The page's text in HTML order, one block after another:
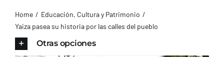
AYUNTAMIENTO
Home
Educación, Cultura y Patrimonio
Yaiza pasea su historia por las calles del pueblo
Otras opciones